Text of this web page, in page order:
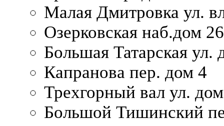
Малая Дмитровка ул.
Озерковская наб.дом 26
Большая Татарская ул.
Капранова пер. дом 4
Трехгорный вал ул.
Большой Тишинский